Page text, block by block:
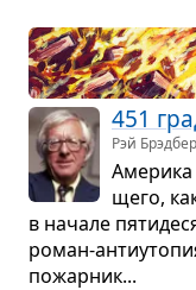
451
Рэй
Аме­рика
щего,
в начале
роман-
пожар­ник...